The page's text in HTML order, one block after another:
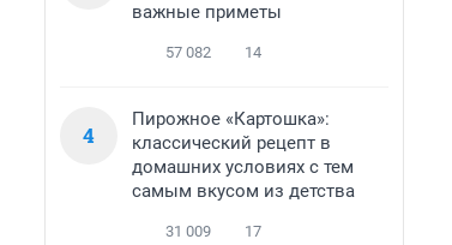
важные приметы
57 082 14
4
Пирожное «Картошка»:
классический рецепт в
домашних условиях с тем
самым вкусом из детства
31 009 17